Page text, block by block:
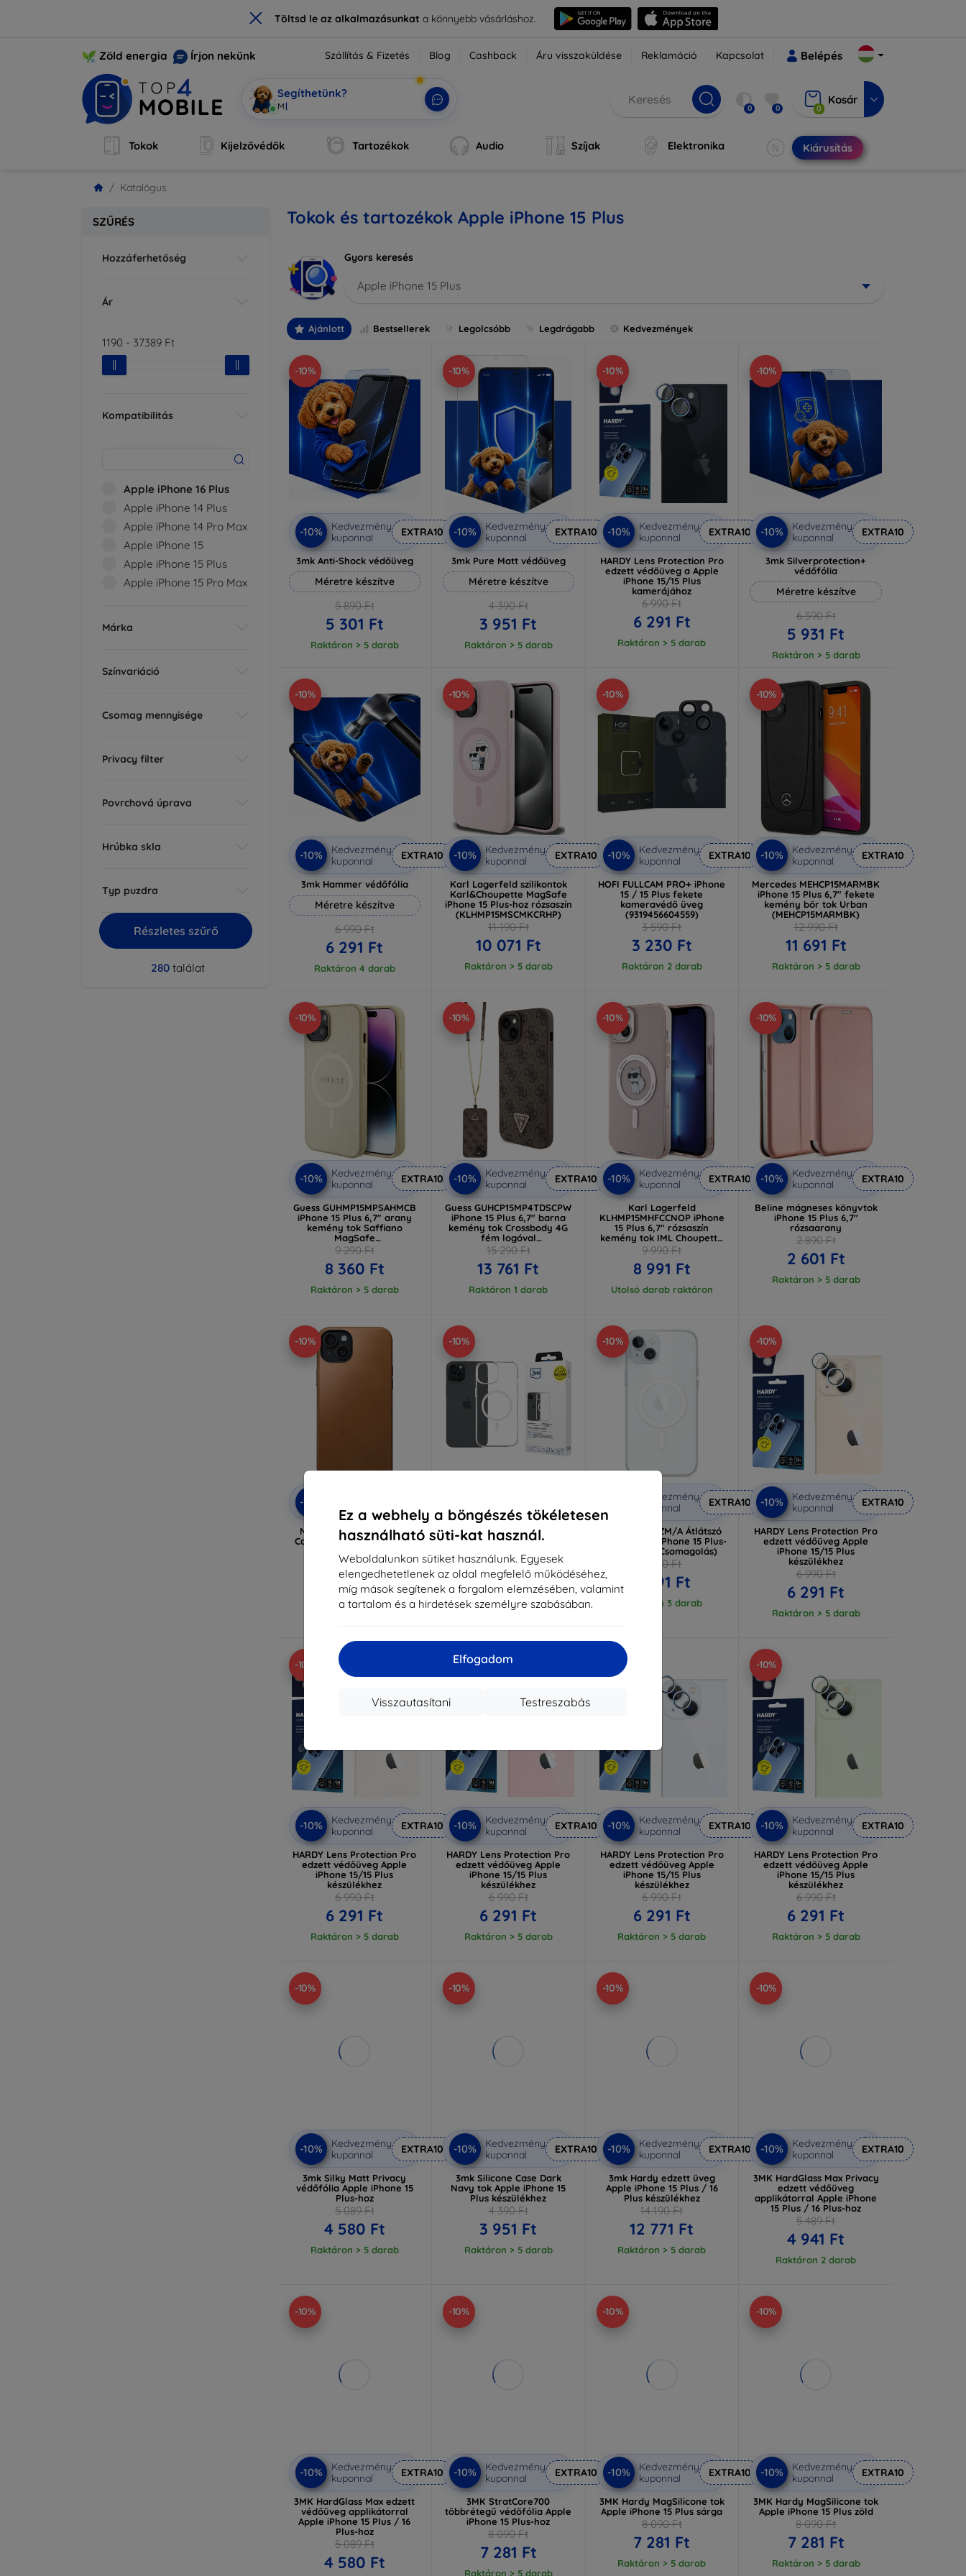
× Töltsd le az alkalmazásunkata könnyebb vásárláshoz.
Ez a webhely a böngészés tökéletesen
használható süti-kat használ.
Weboldalunkon sütiket használunk. Egyesek
elengedhetetlenek az oldal megfelelő működéséhez,
míg mások segítenek a forgalom elemzésében, valamint
a tartalom és a hirdetések személyre szabásában.
Elfogadom
Testreszabás
Visszautasítani
Zöld energia Írjon nekünk Szállítás & Fizetés Blog Cashback Áru visszaküldése Reklamáció Kapcsolat Belépés
Segíthetünk?
Mobi vagyok, a te 0 0 0
Kosár
Tokok Kijelzővédők Tartozékok Audio Szíjak Elektronika Kiárusítás
Katalógus
SZŰRÉS
Hozzáferhetőség
Ár
1190 - 37389 Ft
Kompatibilitás
Apple iPhone 16 Plus
Apple iPhone 14 Plus
Apple iPhone 14 Pro Max
Apple iPhone 15
Apple iPhone 15 Plus
Apple iPhone 15 Pro Max
Márka
Színvariáció
Csomag mennyisége
Privacy filter
Povrchová úprava
Hrúbka skla
Typ puzdra
Részletes szűrő
280találat
Tokok és tartozékok Apple iPhone 15 Plus
Gyors keresés
Apple iPhone 15 Plus
Ajánlott Bestsellerek Legolcsóbb Legdrágabb Kedvezmények
-10%
-10%
Kedvezmény
kuponnal
EXTRA10
3mk Anti-Shock védőüveg
Méretre készítve
5 890 Ft
5 301 Ft
Raktáron > 5 darab
-10%
-10%
Kedvezmény
kuponnal
EXTRA10
3mk Pure Matt védőüveg
Méretre készítve
4 390 Ft
3 951 Ft
Raktáron > 5 darab
-10%
-10%
Kedvezmény
kuponnal
EXTRA10
HARDY Lens Protection Pro
edzett védőüveg a Apple
iPhone 15/15 Plus
kamerájához
6 990 Ft
6 291 Ft
Raktáron > 5 darab
-10%
-10%
Kedvezmény
kuponnal
EXTRA10
3mk Silverprotection+
védőfólia
Méretre készítve
6 590 Ft
5 931 Ft
Raktáron > 5 darab
-10%
-10%
Kedvezmény
kuponnal
EXTRA10
3mk Hammer védőfólia
Méretre készítve
6 990 Ft
6 291 Ft
Raktáron 4 darab
-10%
-10%
Kedvezmény
kuponnal
EXTRA10
Karl Lagerfeld szilikontok
Karl&Choupette MagSafe
iPhone 15 Plus-hoz rózsaszín
(KLHMP15MSCMKCRHP)
11 190 Ft
10 071 Ft
Raktáron > 5 darab
-10%
-10%
Kedvezmény
kuponnal
EXTRA10
HOFI FULLCAM PRO+ iPhone
15 / 15 Plus fekete
kameravédő üveg
(9319456604559)
3 590 Ft
3 230 Ft
Raktáron 2 darab
-10%
-10%
Kedvezmény
kuponnal
EXTRA10
Mercedes MEHCP15MARMBK
iPhone 15 Plus 6,7" fekete
kemény bőr tok Urban
(MEHCP15MARMBK)
12 990 Ft
11 691 Ft
Raktáron > 5 darab
-10%
-10%
Kedvezmény
kuponnal
EXTRA10
Guess GUHMP15MPSAHMCB
iPhone 15 Plus 6,7" arany
kemény tok Saffiano
MagSafe
(GUHMP15MPSAHMCB)
9 290 Ft
8 360 Ft
Raktáron > 5 darab
-10%
-10%
Kedvezmény
kuponnal
EXTRA10
Guess GUHCP15MP4TDSCPW
iPhone 15 Plus 6,7" barna
kemény tok Crossbody 4G
fém logóval
(GUHCP15MP4TDSCPW)
15 290 Ft
13 761 Ft
Raktáron 1 darab
-10%
-10%
Kedvezmény
kuponnal
EXTRA10
Karl Lagerfeld
KLHMP15MHFCCNOP iPhone
15 Plus 6,7" rózsaszín
kemény tok IML Choupette
MagSafe
(KLHMP15MHFCCNOP)
9 990 Ft
8 991 Ft
Utolsó darab raktáron
-10%
-10%
Kedvezmény
kuponnal
EXTRA10
Beline mágneses könyvtok
iPhone 15 Plus 6,7"
rózsaarany
2 890 Ft
2 601 Ft
Raktáron > 5 darab
-10%
-10%
kuponnal
Nomad Modern Leather
Case english tan iPhone 15
10 390 Ft
9 351 Ft
Raktáron > 5 darab
-10%
kuponnal
3mk Armor MagCase tok
Apple iPhone 15 Plus-hoz
5 089 Ft
4 580 Ft
Raktáron > 5 darab
-10%
Kedvezmény
kuponnal
EXTRA10
Apple MT213ZM/A Átlátszó
MagSafe Tok iPhone 15 Plus-
hoz (Sérült Csomagolás)
3 990 Ft
3 591 Ft
Raktáron 3 darab
-10%
-10%
Kedvezmény
kuponnal
EXTRA10
HARDY Lens Protection Pro
edzett védőüveg Apple
iPhone 15/15 Plus
készülékhez
6 990 Ft
6 291 Ft
Raktáron > 5 darab
-10%
-10%
Kedvezmény
kuponnal
EXTRA10
HARDY Lens Protection Pro
edzett védőüveg Apple
iPhone 15/15 Plus
készülékhez
6 990 Ft
6 291 Ft
Raktáron > 5 darab
-10%
-10%
Kedvezmény
kuponnal
EXTRA10
HARDY Lens Protection Pro
edzett védőüveg Apple
iPhone 15/15 Plus
készülékhez
6 990 Ft
6 291 Ft
Raktáron > 5 darab
-10%
Kedvezmény
kuponnal
EXTRA10
HARDY Lens Protection Pro
edzett védőüveg Apple
iPhone 15/15 Plus
készülékhez
6 990 Ft
6 291 Ft
Raktáron > 5 darab
-10%
-10%
Kedvezmény
kuponnal
EXTRA10
HARDY Lens Protection Pro
edzett védőüveg Apple
iPhone 15/15 Plus
készülékhez
6 990 Ft
6 291 Ft
Raktáron > 5 darab
-10%
-10%
Kedvezmény
kuponnal
EXTRA10
3mk Silky Matt Privacy
védőfólia Apple iPhone 15
Plus-hoz
5 089 Ft
4 580 Ft
Raktáron > 5 darab
-10%
-10%
Kedvezmény
kuponnal
EXTRA10
3mk Silicone Case Dark
Navy tok Apple iPhone 15
Plus készülékhez
4 390 Ft
3 951 Ft
Raktáron > 5 darab
-10%
-10%
Kedvezmény
kuponnal
EXTRA10
3mk Hardy edzett üveg
Apple iPhone 15 Plus / 16
Plus készülékhez
14 190 Ft
12 771 Ft
Raktáron > 5 darab
-10%
-10%
Kedvezmény
kuponnal
EXTRA10
3MK HardGlass Max Privacy
edzett védőüveg
applikátorral Apple iPhone
15 Plus / 16 Plus-hoz
5 489 Ft
4 941 Ft
Raktáron 2 darab
-10%
-10%
Kedvezmény
kuponnal
EXTRA10
3MK HardGlass Max edzett
védőüveg applikátorral
Apple iPhone 15 Plus / 16
Plus-hoz
5 089 Ft
4 580 Ft
-10%
-10%
Kedvezmény
kuponnal
EXTRA10
3MK StratCore700
többrétegű védőfólia Apple
iPhone 15 Plus-hoz
8 090 Ft
7 281 Ft
Raktáron > 5 darab
-10%
-10%
Kedvezmény
kuponnal
EXTRA10
3MK Hardy MagSilicone tok
Apple iPhone 15 Plus sárga
8 090 Ft
7 281 Ft
Raktáron > 5 darab
-10%
-10%
Kedvezmény
kuponnal
EXTRA10
3MK Hardy MagSilicone tok
Apple iPhone 15 Plus zöld
8 090 Ft
7 281 Ft
Raktáron > 5 darab